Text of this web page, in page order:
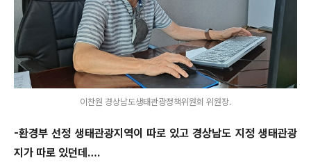
이찬원 경상남도생태관광정책위원회 위원장.
-환경부 선정 생태관광지역이 따로 있고 경상남도 지정 생태관광
지가 따로 있던데 ….